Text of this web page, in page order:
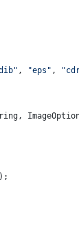
, "eps" ,
,
);